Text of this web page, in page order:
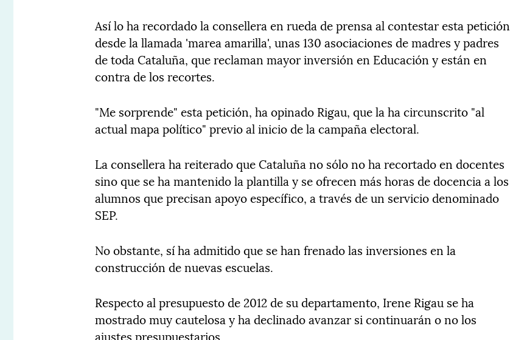
Así lo ha recordado la consellera en rueda de prensa al contestar esta petición
desde la llamada 'marea amarilla', unas 130 asociaciones de madres y padres
de toda Cataluña, que reclaman mayor inversión en Educación y están en
contra de los recortes.
"Me sorprende" esta petición, ha opinado Rigau, que la ha circunscrito "al
actual mapa político" previo al inicio de la campaña electoral.
La consellera ha reiterado que Cataluña no sólo no ha recortado en docentes
sino que se ha mantenido la plantilla y se ofrecen más horas de docencia a los
alumnos que precisan apoyo específico, a través de un servicio denominado
SEP.
No obstante, sí ha admitido que se han frenado las inversiones en la
construcción de nuevas escuelas.
Respecto al presupuesto de 2012 de su departamento, Irene Rigau se ha
mostrado muy cautelosa y ha declinado avanzar si continuarán o no los
ajustes presupuestarios.